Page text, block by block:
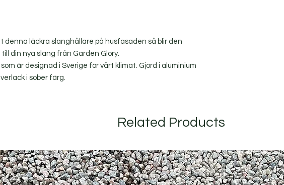
denna läckra slanghållare på husfasaden så blir den
din nya slang från Garden Glory.
är designad i Sverige för vårt klimat. Gjord i aluminium
i sober färg.
Related Products